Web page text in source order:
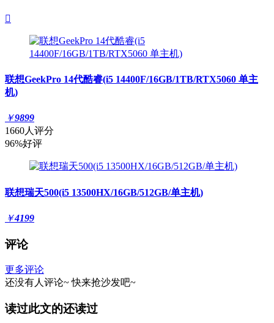

联想GeekPro 14代酷睿(i5 14400F/16GB/1TB/RTX5060 单主
机)
￥9899
1660人评分
96%好评
联想瑞天500(i5 13500HX/16GB/512GB/单主机)
￥4199
评论
更多评论
还没有人评论~ 快来抢沙发吧~
读过此文的还读过